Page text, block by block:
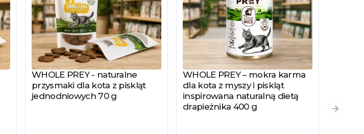
Zobacz produkt
WHOLE PREY - naturalne
przysmaki dla kota z piskląt
jednodniowych 70 g
Zobacz produkt
WHOLE PREY – mokra karma
dla kota z myszy i piskląt
inspirowana naturalną dietą
drapieżnika 400 g